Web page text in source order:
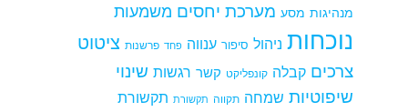
מנהיגות מסע מערכת יחסים משמעות
נוכחות ניהול סיפור ענווה פחד פרשנות ציטוט
צרכים קבלה קונפליקט קשר רגשות שינוי
שיפוטיות שמחה תקווה תקשורת תקשורת